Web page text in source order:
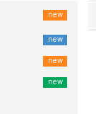
new
new
new
new